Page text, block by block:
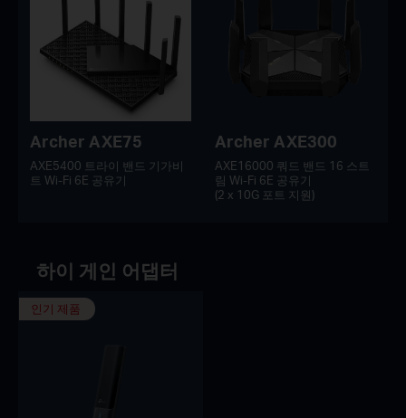
Archer AXE75
AXE5400 트라이 밴드 기가비
트 Wi-Fi 6E 공유기
Archer AXE300
AXE16000 쿼드 밴드 16 스트
림 Wi-Fi 6E 공유기
(2 x 10G 포트 지원)
하이 게인 어댑터
인기 제품